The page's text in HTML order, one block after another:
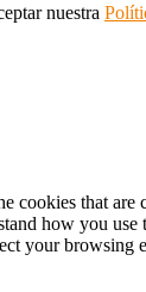
nuestra
that are
how you
your browsing